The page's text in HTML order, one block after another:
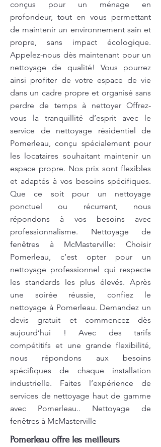
conçus pour un ménage en
profondeur, tout en vous permettant
de maintenir un environnement sain et
propre, sans impact écologique.
Appelez-nous dès maintenant pour un
nettoyage de qualité! Vous pourrez
ainsi profiter de votre espace de vie
dans un cadre propre et organisé sans
perdre de temps à nettoyer Offrez-
vous la tranquillité d’esprit avec le
service de nettoyage résidentiel de
Pomerleau, conçu spécialement pour
les locataires souhaitant maintenir un
espace propre. Nos prix sont flexibles
et adaptés à vos besoins spécifiques.
Que ce soit pour un nettoyage
ponctuel ou récurrent, nous
répondons à vos besoins avec
professionnalisme. Nettoyage de
fenêtres à McMasterville: Choisir
Pomerleau, c’est opter pour un
nettoyage professionnel qui respecte
les standards les plus élevés. Après
une soirée réussie, confiez le
nettoyage à Pomerleau. Demandez un
devis gratuit et commencez dès
aujourd’hui ! Avec des tarifs
compétitifs et une grande flexibilité,
nous répondons aux besoins
spécifiques de chaque installation
industrielle. Faites l’expérience de
services de nettoyage haut de gamme
avec Pomerleau.. Nettoyage de
fenêtres à McMasterville
Pomerleau offre les meilleurs